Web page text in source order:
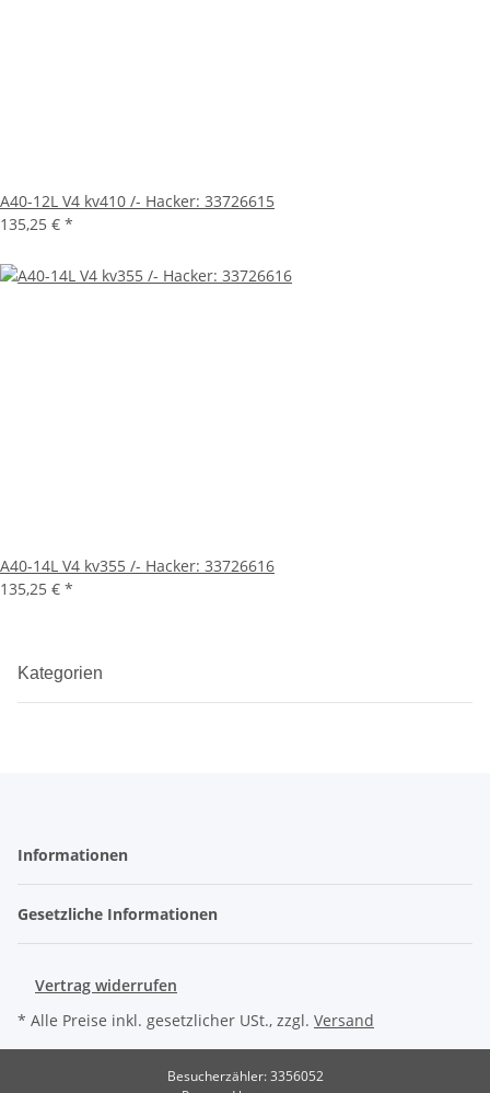
A40-12L V4 kv410 /- Hacker: 33726615
135,25 € *
A40-14L V4 kv355 /- Hacker: 33726616
135,25 € *
Kategorien
Informationen
Gesetzliche Informationen
Vertrag widerrufen
* Alle Preise inkl. gesetzlicher USt., zzgl. Versand
Besucherzähler: 3356052